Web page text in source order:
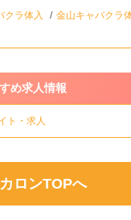
クラ体入
金山キャバクラ
め求人情報
ト・求人
ロンTOPへ